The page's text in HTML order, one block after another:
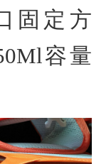
固定方
容量